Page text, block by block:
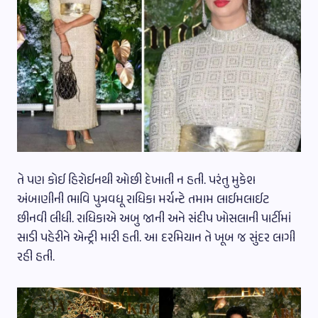
તે પણ કોઈ હિરોઈનથી ઓછી દેખાતી ન હતી. પરંતુ મુકેશ
અંબાણીની ભાવિ પુત્રવધૂ રાધિકા મર્ચન્ટે તમામ લાઈમલાઈટ
છીનવી લીધી. રાધિકાએ અબુ જાની અને સંદીપ ખોસલાની પાર્ટીમાં
સાડી પહેરીને એન્ટ્રી મારી હતી. આ દરમિયાન તે ખૂબ જ સુંદર લાગી
રહી હતી.